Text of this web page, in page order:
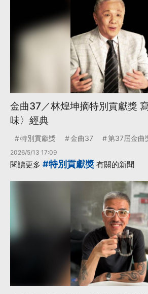
金曲37／林煌坤摘特別貢獻獎
味〉經典
特別貢獻獎 金曲37 第37屆金曲
2026/5/13 17:09
閱讀更多 #特別貢獻獎 有關的新聞